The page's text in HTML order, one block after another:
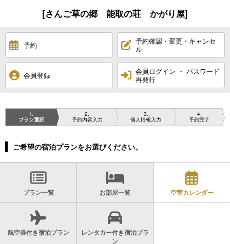
[さんご草の郷 能取の荘 かがり屋]
予約
予約確認・変更・キャンセ
ル
会員登録
会員ログイン ・ パスワード
再発行
1
プラン選択
2
予約内容入力
3
個人情報入力
4
予約完了
ご希望の宿泊プランをお選びください。
プラン一覧 お部屋一覧 空室カレンダー
航空券付き宿泊プラン
レンタカー付き宿泊プラ
ン